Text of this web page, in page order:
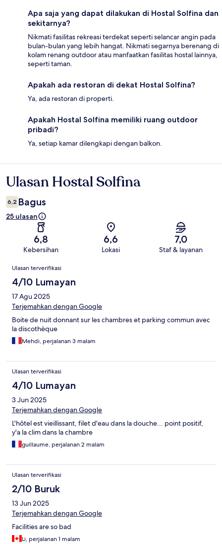
Apa saja yang dapat dilakukan di Hostal Solfina dan
sekitarnya?
Nikmati fasilitas rekreasi terdekat seperti selancar angin pada
bulan-bulan yang lebih hangat. Nikmati segarnya berenang di
kolam renang outdoor atau manfaatkan fasilitas hostal lainnya,
seperti taman.
Apakah ada restoran di dekat Hostal Solfina?
Ya, ada restoran di properti.
Apakah Hostal Solfina memiliki ruang outdoor
pribadi?
Ya, setiap kamar dilengkapi dengan balkon.
Ulasan
Ulasan Hostal Solfina
6,2 Bagus
25 ulasan
6,8
Kebersihan
6,6
Lokasi
7,0
Staf & layanan
Ulasan
Ulasan terverifikasi
4/10 Lumayan
17 Agu 2025
Terjemahkan dengan Google
Boite de nuit donnant sur les chambres et parking commun avec
la discothèque
Mehdi, perjalanan 3 malam
Ulasan terverifikasi
4/10 Lumayan
3 Jun 2025
Terjemahkan dengan Google
L'hôtel est vieillissant, filet d'eau dans la douche... point positif,
y'a la clim dans la chambre
guillaume, perjalanan 2 malam
Ulasan terverifikasi
2/10 Buruk
13 Jun 2025
Terjemahkan dengan Google
Facilities are so bad
Li, perjalanan 1 malam